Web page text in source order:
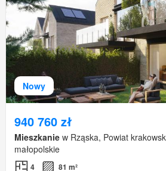
Nowy
940 760 zł
Mieszkanie w Rząska, Powiat
małopolskie
4 81 m²